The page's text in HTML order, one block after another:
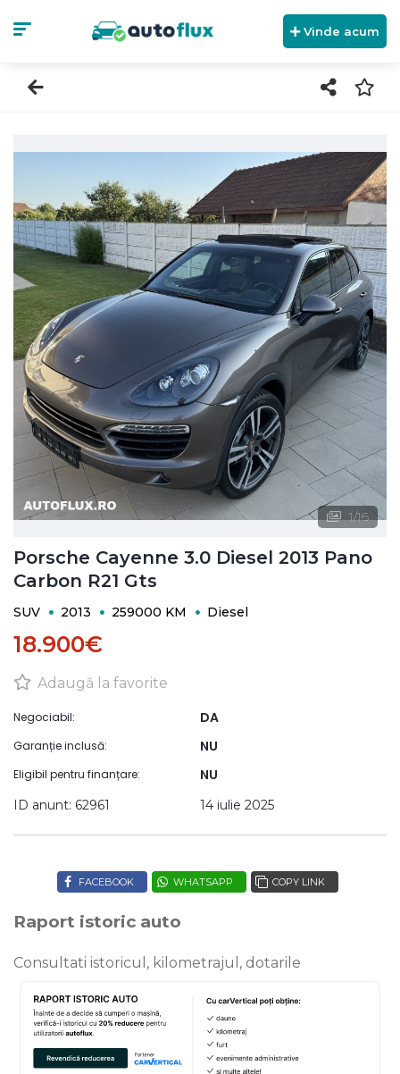
Vinde acum
1/16
Porsche Cayenne 3.0 Diesel 2013 Pano
Carbon R21 Gts
SUV 2013 259000 KM Diesel
18.900€
Adaugă la favorite
Negociabil: DA
Garanție inclusă: NU
Eligibil pentru finanțare: NU
ID anunt: 62961 14 iulie 2025
FACEBOOK WHATSAPP COPY LINK
Raport istoric auto
Consultati istoricul, kilometrajul, dotarile